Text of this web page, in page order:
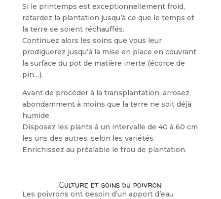
Si le printemps est exceptionnellement froid,
retardez la plantation jusqu’à ce que le temps et
la terre se soient réchauffés.
Continuez alors les soins que vous leur
prodiguerez jusqu’à la mise en place en couvrant
la surface du pot de matière inerte (écorce de
pin…).
Avant de procéder à la transplantation, arrosez
abondamment à moins que la terre ne soit déjà
humide.
Disposez les plants à un intervalle de 40 à 60 cm
les uns des autres, selon les variétés.
Enrichissez au préalable le trou de plantation.
Culture et soins du poivron
Les poivrons ont besoin d’un apport d’eau